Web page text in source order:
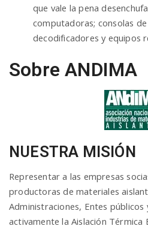
que vale la pena
computadoras; consolas
decodificadores y equipos
Sobre ANDIMA
NUESTRA MISIÓN
Representar a las empresas
productoras de materiales
Administraciones, Entes
activamente la Aislación Térmica